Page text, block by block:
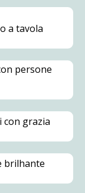
a tavola
persone
con grazia
brilhante